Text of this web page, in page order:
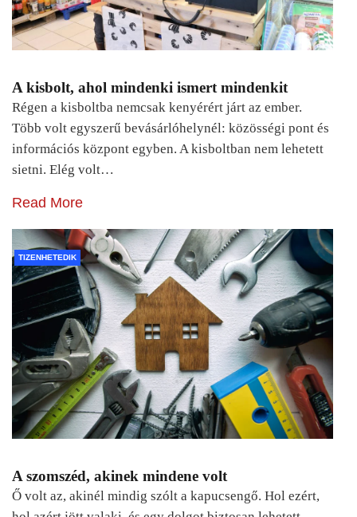
A kisbolt, ahol mindenki ismert mindenkit
Régen a kisboltba nemcsak kenyérért járt az ember.
Több volt egyszerű bevásárlóhelynél: közösségi pont és
információs központ egyben. A kisboltban nem lehetett
sietni. Elég volt…
Read More
TIZENHETEDIK
A szomszéd, akinek mindene volt
Ő volt az, akinél mindig szólt a kapucsengő. Hol ezért,